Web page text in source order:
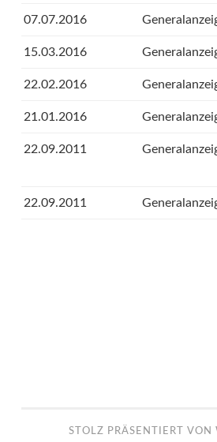
07.07.2016
15.03.2016
22.02.2016
21.01.2016
22.09.2011
22.09.2011
STOLZ PRÄSENTIERT VON